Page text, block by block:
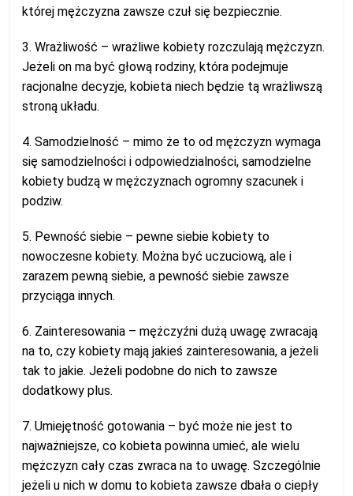
której mężczyzna zawsze czuł się bezpiecznie.
3. Wrażliwość – wrażliwe kobiety rozczulają mężczyzn.
Jeżeli on ma być głową rodziny, która podejmuje
racjonalne decyzje, kobieta niech będzie tą wrażliwszą
stroną układu.
4. Samodzielność – mimo że to od mężczyzn wymaga
się samodzielności i odpowiedzialności, samodzielne
kobiety budzą w mężczyznach ogromny szacunek i
podziw.
5. Pewność siebie – pewne siebie kobiety to
nowoczesne kobiety. Można być uczuciową, ale i
zarazem pewną siebie, a pewność siebie zawsze
przyciąga innych.
6. Zainteresowania – mężczyźni dużą uwagę zwracają
na to, czy kobiety mają jakieś zainteresowania, a jeżeli
tak to jakie. Jeżeli podobne do nich to zawsze
dodatkowy plus.
7. Umiejętność gotowania – być może nie jest to
najważniejsze, co kobieta powinna umieć, ale wielu
mężczyzn cały czas zwraca na to uwagę. Szczególnie
jeżeli u nich w domu to kobieta zawsze dbała o ciepły